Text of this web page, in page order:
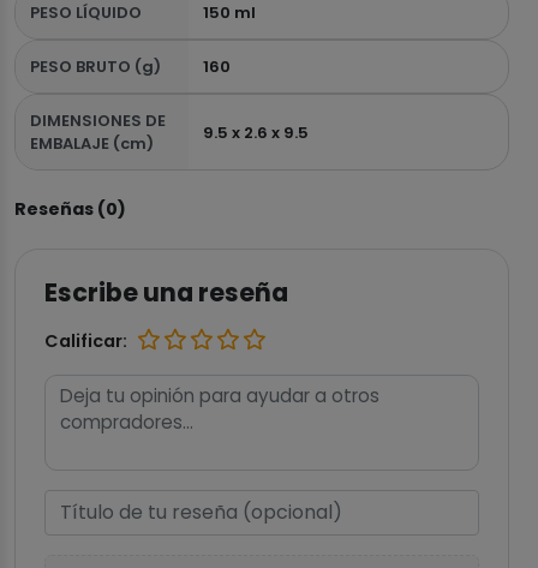
PESO LÍQUIDO 150 ml
PESO BRUTO (g) 160
DIMENSIONES DE
EMBALAJE (cm)
9.5 x 2.6 x 9.5
Reseñas (0)
Escribe una reseña
Calificar: